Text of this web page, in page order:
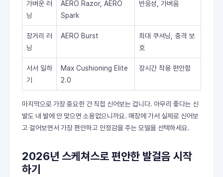
가벼운 러
닝
AERO Razor, AERO
Spark
반응성, 가벼움
장거리 러
닝
AERO Burst
최대 쿠셔닝, 충격 보
호
서서 일하
기
Max Cushioning Elite
2.0
장시간 착용 편안함
마지막으로 가장 중요한 건 직접 신어보는 겁니다. 아무리 좋다는 신
발도 내 발에 안 맞으면 소용없으니까요. 매장에 가서 실제로 신어보
고 걸어보면서 가장 편안하고 안정감을 주는 모델을 선택하세요.
2026년 스케쳐스로 편안한 발걸음 시작
하기